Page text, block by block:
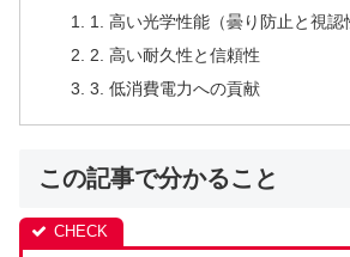
1. 高い光学性能（曇り防止と視認
2. 高い耐久性と信頼性
3. 低消費電力への貢献
この記事で分かること